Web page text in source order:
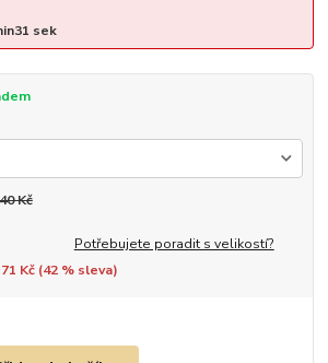
31 sek
Kč
Potřebujete poradit s velikostí?
Kč (42% sleva)